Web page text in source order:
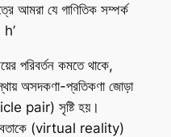
আমরা যে গাণিতিক সম্পর্ক
পরিবর্তন কমতে থাকে,
অসদকণা-প্রতিকণা জোড়া
pair) সৃষ্টি হয়।
(virtual reality)